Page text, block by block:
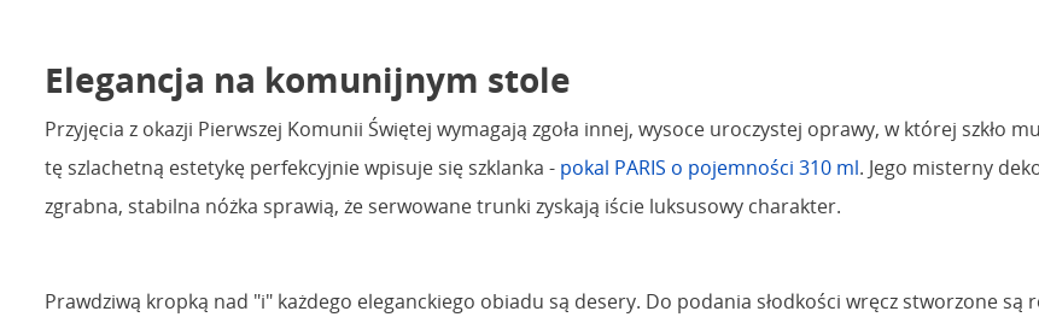
Elegancja na komunijnym stole
Przyjęcia z okazji Pierwszej Komunii Świętej wymagają zgoła innej, wysoce uroczystej oprawy, w której szkło
tę szlachetną estetykę perfekcyjnie wpisuje się szklanka - pokal PARIS o pojemności 310 ml. Jego misterny
zgrabna, stabilna nóżka sprawią, że serwowane trunki zyskają iście luksusowy charakter.
Prawdziwą kropką nad "i" każdego eleganckiego obiadu są desery. Do podania słodkości wręcz stworzone są